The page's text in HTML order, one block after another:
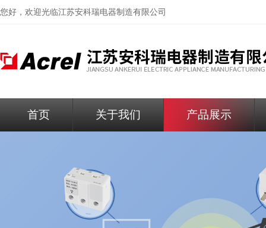
您好，欢迎光临江苏安科瑞电器制造有限公司
首页 关于我们 产品展示